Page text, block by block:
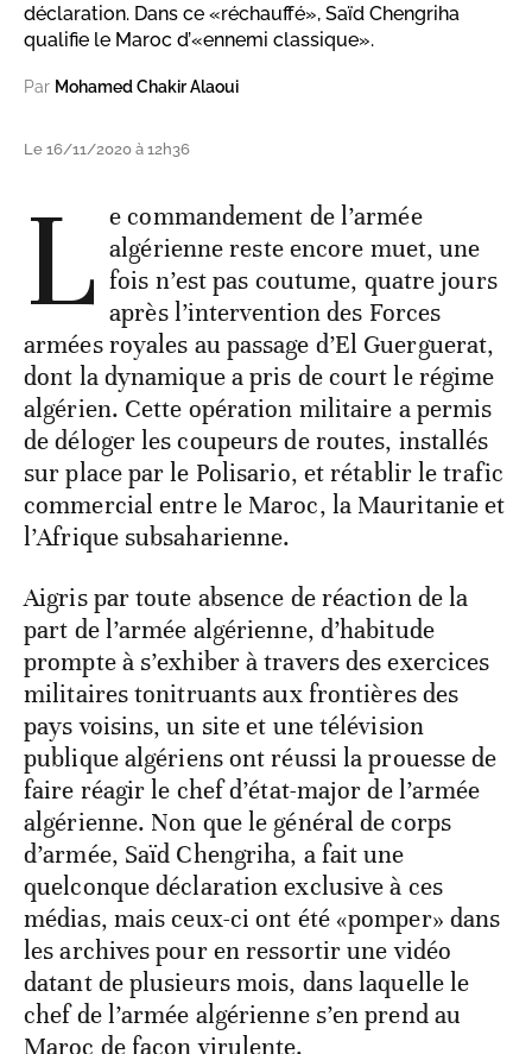
déclaration. Dans ce «réchauffé», Saïd Chengriha
qualifie le Maroc d’«ennemi classique».
Par Mohamed Chakir Alaoui
Le 16/11/2020 à 12h36
L e commandement de l’armée
algérienne reste encore muet, une
fois n’est pas coutume, quatre jours
après l’intervention des Forces
armées royales au passage d’El Guerguerat,
dont la dynamique a pris de court le régime
algérien. Cette opération militaire a permis
de déloger les coupeurs de routes, installés
sur place par le Polisario, et rétablir le trafic
commercial entre le Maroc, la Mauritanie et
l’Afrique subsaharienne.
Aigris par toute absence de réaction de la
part de l’armée algérienne, d’habitude
prompte à s’exhiber à travers des exercices
militaires tonitruants aux frontières des
pays voisins, un site et une télévision
publique algériens ont réussi la prouesse de
faire réagir le chef d’état-major de l’armée
algérienne. Non que le général de corps
d’armée, Saïd Chengriha, a fait une
quelconque déclaration exclusive à ces
médias, mais ceux-ci ont été «pomper» dans
les archives pour en ressortir une vidéo
datant de plusieurs mois, dans laquelle le
chef de l’armée algérienne s’en prend au
Maroc de façon virulente.